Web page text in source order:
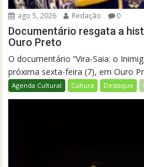
ago 5, 2026 Redação 0
Documentário resgata a
Ouro Preto
O documentário “Vira-Saia: o
próxima sexta-feira (7), em Ouro
Agenda Cultural Cultura Destaque